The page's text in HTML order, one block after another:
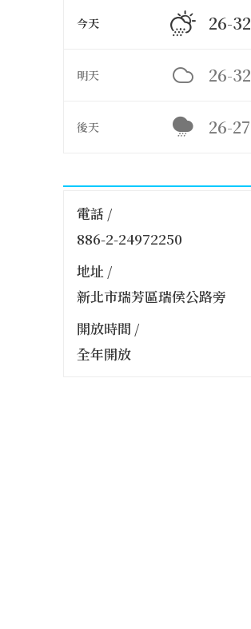
今天 26-32
明天 26-32
後天 26-27
電話 /
886-2-24972250
地址 /
新北市瑞芳區瑞侯公路旁
開放時間 /
全年開放